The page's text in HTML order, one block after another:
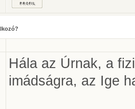
Hála az Úrnak, a
imádságra, az Ige